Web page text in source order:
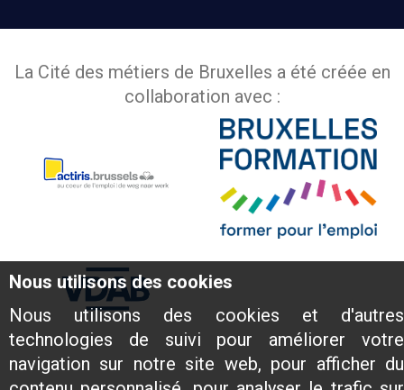
Nous utilisons des cookies
Nous utilisons des cookies et d'autres
technologies de suivi pour améliorer votre
navigation sur notre site web, pour afficher du
La Cité des métiers de Bruxelles a été créée en
collaboration avec :